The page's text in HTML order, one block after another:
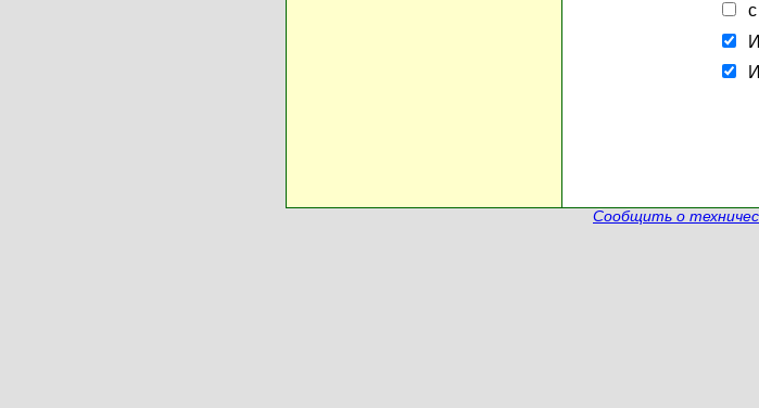
с
Сообщить о